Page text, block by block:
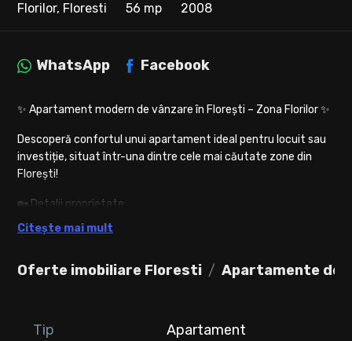
Florilor, Floresti
56 mp 2008
Oferte imobiliare Floresti Apartamente de
WhatsApp Facebook
✨ Apartament modern de vânzare în Florești – Zona Florilor ✨
Descoperă confortul unui apartament ideal pentru locuit sau
investiție, situat într-una dintre cele mai căutate zone din
Florești!
🏡 Detalii proprietate:
* 2 camere decomandate
* 1 baie
canapea
măsuță, scaune + spațiu de depozitare)
Citește mai mult
Tip
Apartament